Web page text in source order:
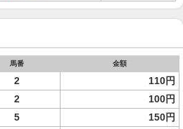
馬番 金額
2 110円
2
100円
5
150円